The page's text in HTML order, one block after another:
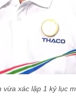
xác lập 1 kỷ lục